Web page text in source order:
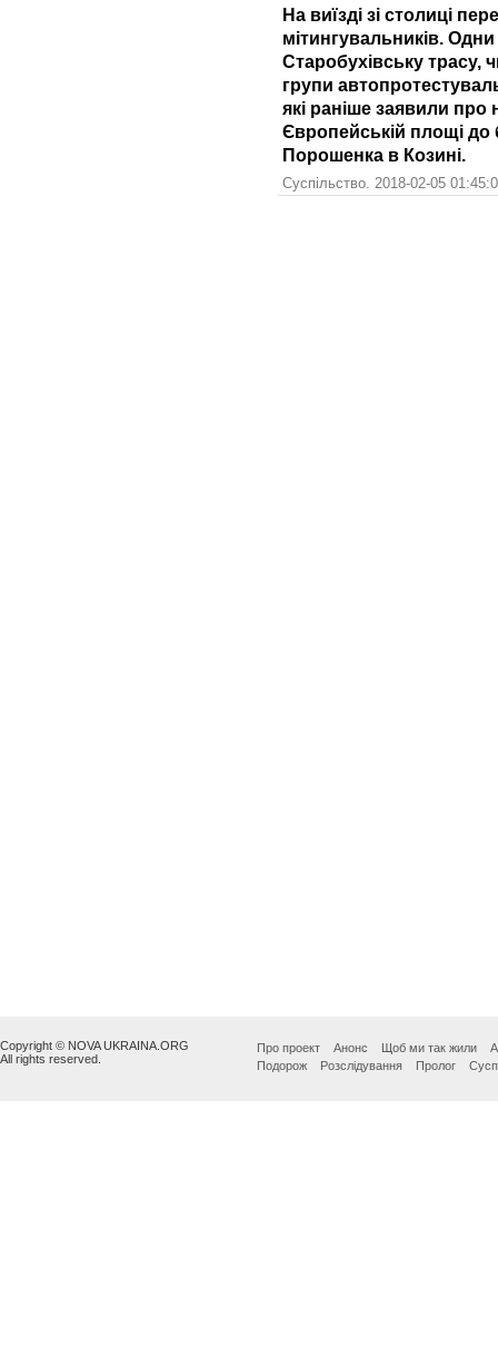
На виїзді зі столиці
мітингувальників.
Старобухівську трасу,
групи
які раніше заявили про
Європейській площі до
Порошенка в Козині.
Суспільство. 2018-02-05
Copyright © NOVA UKRAINA.ORG
All rights reserved.
Про проект Анонс Щоб ми так жили
Подорож
Розслідування Пролог